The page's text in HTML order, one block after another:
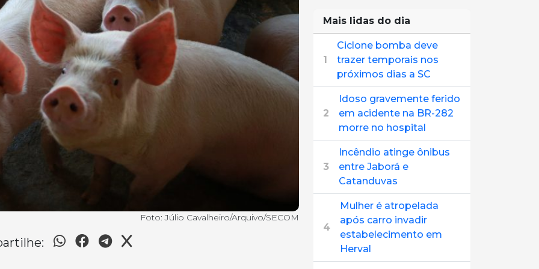
Foto: Júlio Cavalheiro/Arquivo/SECOM
Mais lidas do dia
1
Ciclone bomba deve
trazer temporais nos
próximos dias a SC
2
Idoso gravemente ferido
em acidente na BR-282
morre no hospital
3
Incêndio atinge ônibus
entre Jaborá e
Catanduvas
4
Mulher é atropelada
após carro invadir
estabelecimento em
Herval